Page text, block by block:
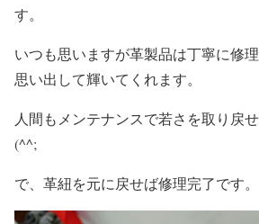
す。
いつも思いますが革製品は丁寧に修
思い出して輝いてくれます。
人間もメンテナンスで若さを取り戻
(^^;
で、革紐を元に戻せば修理完了です。